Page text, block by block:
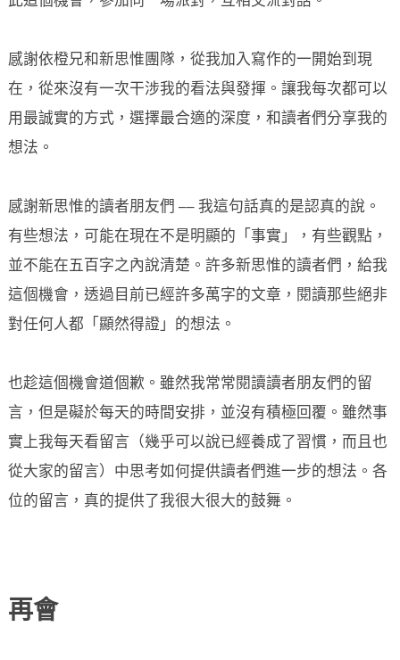
感謝依橙兄和新思惟團隊，從我加入寫作的一開始到現
在，從來沒有一次干涉我的看法與發揮。讓我每次都可以
用最誠實的方式，選擇最合適的深度，和讀者們分享我的
想法。
感謝新思惟的讀者朋友們 ── 我這句話真的是認真的說。
有些想法，可能在現在不是明顯的「事實」，有些觀點，
並不能在五百字之內說清楚。許多新思惟的讀者們，給我
這個機會，透過目前已經許多萬字的文章，閱讀那些絕非
對任何人都「顯然得證」的想法。
也趁這個機會道個歉。雖然我常常閱讀讀者朋友們的留
言，但是礙於每天的時間安排，並沒有積極回覆。雖然事
實上我每天看留言（幾乎可以說已經養成了習慣，而且也
從大家的留言）中思考如何提供讀者們進一步的想法。各
位的留言，真的提供了我很大很大的鼓舞。
再會